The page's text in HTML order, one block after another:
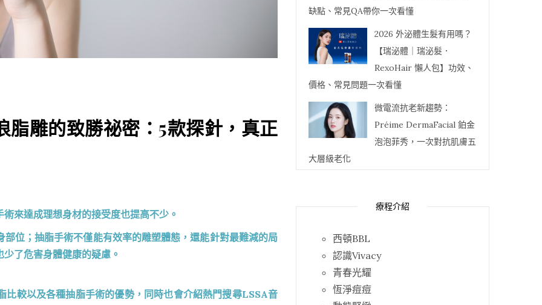
脂雕的致勝祕密：5款探針，真正
來達成理想身材的接受度也提高不少。
位；抽脂手術不僅能有效率的雕塑體態，還能針對最難減的局
了危害身體健康的疑慮。
較以及各種抽脂手術的優勢，同時也會介紹熱門搜尋LSSA音
缺點、常見QA帶你一次看懂
2026 外泌體生髮有用嗎？
【瑞泌體｜瑞泌髮．
RexoHair 懶人包】功效、
價格、常見問題一次看懂
微電流抗老新趨勢：
Préime DermaFacial 鉑金
泡泡菲秀，一次對抗肌膚五
大層級老化
療程介紹
西頓BBL
認識Vivacy
青春光耀
恆淨痘痘